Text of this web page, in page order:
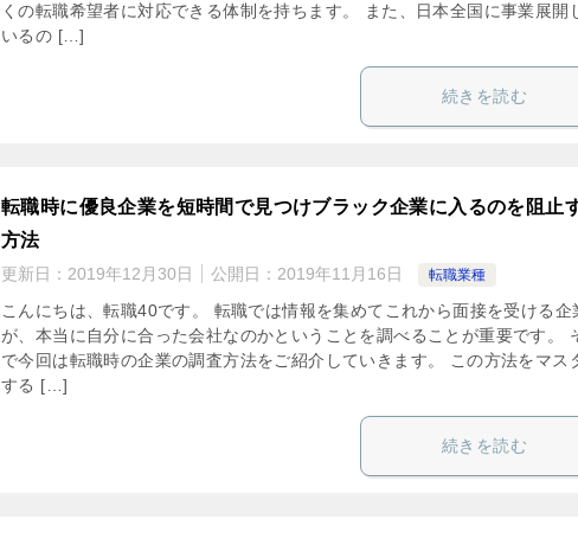
くの転職希望者に対応できる体制を持ちます。 また、日本全国に事業展開
いるの […]
続きを読む
転職時に優良企業を短時間で見つけブラック企業に入るのを阻止
方法
更新日： 2019年12月30日 公開日： 2019年11月16日 転職業種
こんにちは、転職40です。 転職では情報を集めてこれから面接を受ける企
が、本当に自分に合った会社なのかということを調べることが重要です。
で今回は転職時の企業の調査方法をご紹介していきます。 この方法をマス
する […]
続きを読む